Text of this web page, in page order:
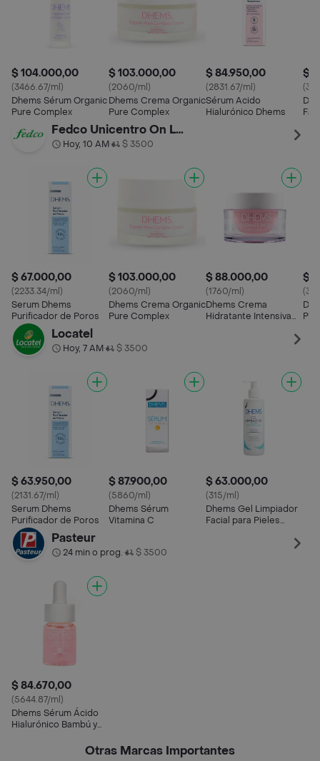
$ 104.000,00
(3466.67/ml)
Dhems Sérum Organic
Pure Complex
$ 103.000,00
(2060/ml)
Dhems Crema Organic
Pure Complex
$ 84.950,00
(2831.67/ml)
Sérum Acido
Hialurónico Dhems
$
Fedco Unicentro On Line
Hoy, 10 AM• $ 3500
$ 67.000,00
(2233.34/ml)
Serum Dhems
Purificador de Poros
$ 103.000,00
(2060/ml)
Dhems Crema Organic
Pure Complex
$ 88.000,00
(1760/ml)
Dhems Crema
Hidratante Intensiva
$
Locatel
Hoy, 7 AM• $ 3500
$ 63.950,00
(2131.67/ml)
Serum Dhems
Purificador de Poros
$ 87.900,00
(5860/ml)
Dhems Sérum
Vitamina C
$ 63.000,00
(315/ml)
Dhems Gel Limpiador
Facial para Pieles
Pasteur
24 min o prog.• $ 3500
$ 84.670,00
(5644.87/ml)
Dhems Sérum Ácido
Hialurónico Bambú y
Otras Marcas Importantes